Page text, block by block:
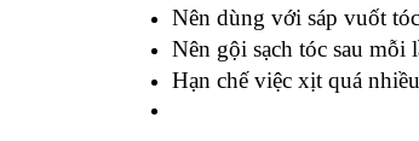
Nên dùng với sáp vuốt
Nên gội sạch tóc sau mỗi
Hạn chế việc xịt quá